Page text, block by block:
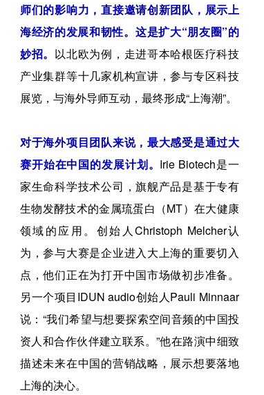
师们的影响力，直接邀请创新团队，展示上
海经济的发展和韧性。这是扩大“朋友圈”的
妙招。 以北欧为例，走进哥本哈根医疗科技
产业集群等十几家机构宣讲，参与专区科技
展览，与海外导师互动，最终形成“上海潮”。
对于海外项目团队来说，最大感受是通过大
赛开始在中国的发展计划。 Irie Biotech是一
家生命科学技术公司，旗舰产品是基于专有
生物发酵技术的金属琉蛋白（MT）在大健康
领域的应用。创始人Christoph Melcher认
为，参与大赛是企业进入大上海的重要切入
点，他们正在为打开中国市场做初步准备。
另一个项目IDUN audio创始人Pauli Minnaar
说：“我们希望与想要探索空间音频的中国投
资人和合作伙伴建立联系。”他在路演中细致
描述未来在中国的营销战略，展示想要落地
上海的决心。